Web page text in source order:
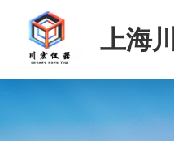
上海